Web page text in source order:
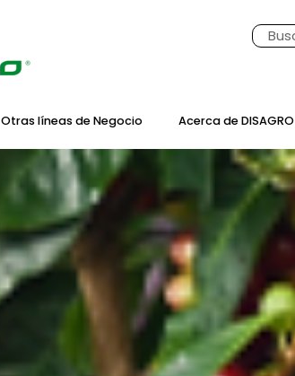
Otras líneas de Negocio Acerca de DISAGRO